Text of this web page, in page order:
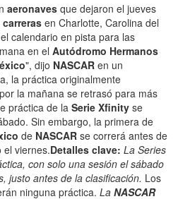
aeronaves que dejaron el jueves
carreras en Charlotte, Carolina del
calendario en pista para las
en el Autódromo Hermanos
", dijo NASCAR en un
la práctica originalmente
la mañana se retrasó para más
práctica de la Serie Xfinity se
Sin embargo, la primera de
de NASCAR se correrá antes de
el viernes.Detalles clave: La Series
con solo una sesión el sábado
justo antes de la clasificación. Los
ninguna práctica. La NASCAR